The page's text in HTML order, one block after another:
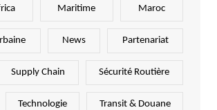
Maritime Maroc
News Partenariat
Supply Chain Sécurité Routière
Technologie Transit & Douane